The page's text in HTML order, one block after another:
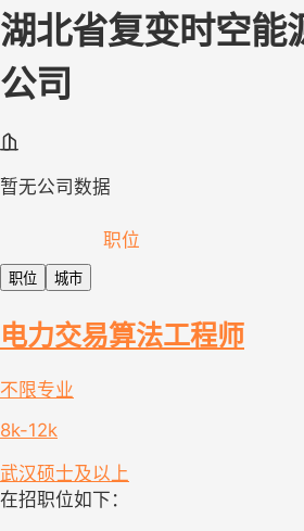
湖北省复变时空能
公司
暂无公司数据
职位
职位 城市
电力交易算法工程师
不限专业
8k-12k
武汉硕士及以上
在招职位如下：